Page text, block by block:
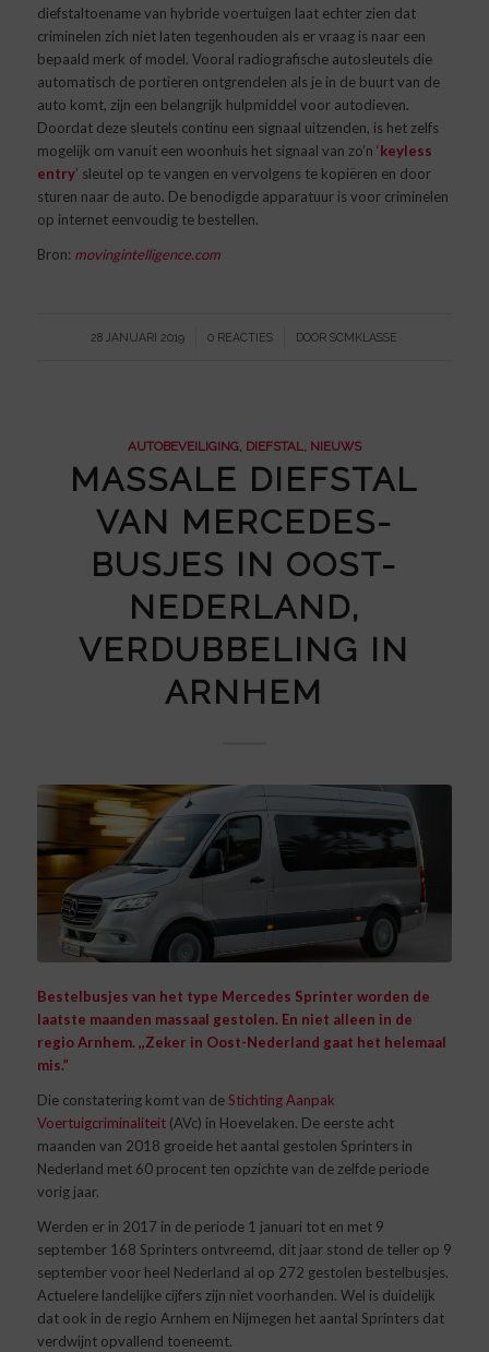
diefstaltoename van hybride voertuigen laat echter zien dat
criminelen zich niet laten tegenhouden als er vraag is naar een
bepaald merk of model. Vooral radiografische autosleutels die
automatisch de portieren ontgrendelen als je in de buurt van de
auto komt, zijn een belangrijk hulpmiddel voor autodieven.
Doordat deze sleutels continu een signaal uitzenden, is het zelfs
mogelijk om vanuit een woonhuis het signaal van zo’n ‘keyless
entry’ sleutel op te vangen en vervolgens te kopiëren en door
sturen naar de auto. De benodigde apparatuur is voor criminelen
op internet eenvoudig te bestellen.
Bron: movingintelligence.com
28 JANUARI 2019
/ 0 REACTIES
/ DOORSCMKLASSE
AUTOBEVEILIGING, DIEFSTAL NIEUWS
MASSALE DIEFSTAL
VAN MERCEDES-
BUSJES IN OOST-
NEDERLAND,
VERDUBBELING IN
ARNHEM
Bestelbusjes van het type Mercedes Sprinter worden de
laatste maanden massaal gestolen. En niet alleen in de
regio Arnhem. ,,Zeker in Oost-Nederland gaat het helemaal
mis.”
Die constatering komt van deStichting Aanpak
Voertuigcriminaliteit(AVc) in Hoevelaken. De eerste acht
maanden van 2018 groeide het aantal gestolen Sprinters in
Nederland met 60 procent ten opzichte van de zelfde periode
vorig jaar.
Werden er in 2017 in de periode 1 januari tot en met 9
september 168 Sprinters ontvreemd, dit jaar stond de teller op 9
september voor heel Nederland al op 272 gestolen bestelbusjes.
Actuelere landelijke cijfers zijn niet voorhanden. Wel is duidelijk
dat ook in de regio Arnhem en Nijmegen het aantal Sprinters dat
verdwijnt opvallend toeneemt.